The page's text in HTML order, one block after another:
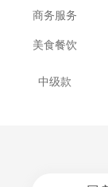
商务服务
美食餐饮
中级款